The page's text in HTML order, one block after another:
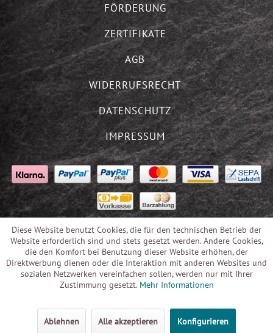
FÖRDERUNG
ZERTIFIKATE
AGB
WIDERRUFSRECHT
DATENSCHUTZ
IMPRESSUM
Diese Website benutzt Cookies, die für den technischen Betrieb der
Website erforderlich sind und stets gesetzt werden. Andere Cookies,
die den Komfort bei Benutzung dieser Website erhöhen, der
Direktwerbung dienen oder die Interaktion mit anderen Websites und
sozialen Netzwerken vereinfachen sollen, werden nur mit Ihrer
Zustimmung gesetzt. Mehr Informationen
Ablehnen Alle akzeptieren Konfigurieren